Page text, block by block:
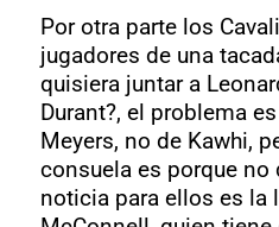
Por otra parte los
jugadores de una
quisiera juntar a
Durant?, el problema
Meyers, no de Kawhi,
consuela es porque no
noticia para ellos es la